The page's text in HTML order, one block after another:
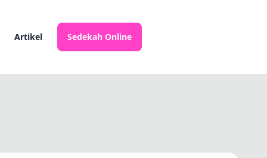
Artikel Sedekah Online